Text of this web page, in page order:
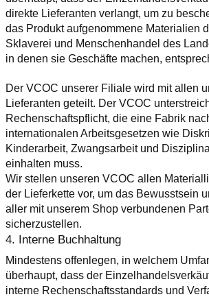
direkte Lieferanten verlangt, um zu
das Produkt aufgenommene Materialien
Sklaverei und Menschenhandel des
in denen sie Geschäfte machen,
Der VCOC unserer Filiale wird mit allen
Lieferanten geteilt. Der VCOC
Rechenschaftspflicht, die eine Fabrik
internationalen Arbeitsgesetzen wie
Kinderarbeit, Zwangsarbeit und
einhalten muss.
Wir stellen unseren VCOC allen
der Lieferkette vor, um das Bewusstsein
aller mit unserem Shop verbundenen
sicherzustellen.
4. Interne Buchhaltung
Mindestens offenlegen, in welchem
überhaupt, dass der
interne Rechenschaftsstandards und